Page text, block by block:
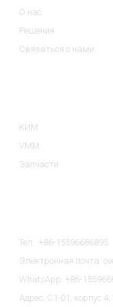
О нас
Решения
Связаться с нами
КИМ
VMM
Запчасти
Тел.: +86-15596686895
Электронная почта:
WhatsApp: +86-
Адрес: C1-01, корпус